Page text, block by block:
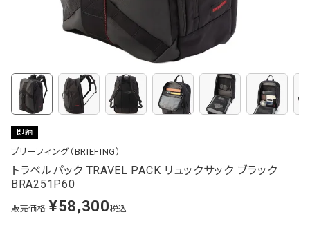
即納
ブリーフィング（BRIEFING）
トラベルパック TRAVEL PACK リュックサック ブラック
BRA251P60
販売価格 ¥58,300税込